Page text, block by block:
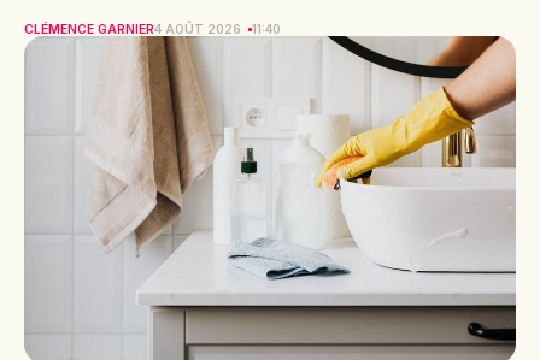
CLÉMENCE GARNIER4 AOÛT 2026 11:40